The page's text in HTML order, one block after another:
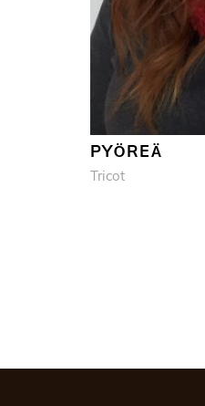
PYÖREÄ
Tricot